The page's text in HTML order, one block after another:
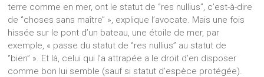
terre comme en mer, ont le statut de ‘’res nullius’’, c’est-à-dire
de ‘’choses sans maître’’ », explique l’avocate. Mais une fois
hissée sur le pont d’un bateau, une étoile de mer, par
exemple, « passe du statut de ‘’res nullius’’ au statut de
‘’bien’’ ». Et là, celui qui l’a attrapée a le droit d’en disposer
comme bon lui semble (sauf si statut d’espèce protégée).